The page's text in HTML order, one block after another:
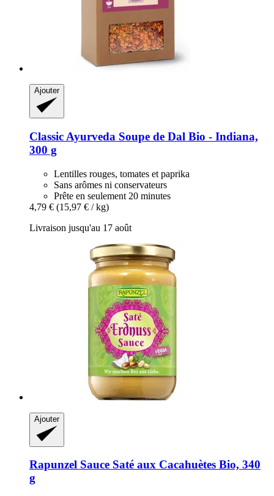
Ajouter
Classic Ayurveda Soupe de Dal Bio -​ Indiana,
300 g
Lentilles rouges, tomates et paprika
Sans arômes ni conservateurs
Prête en seulement 20 minutes
4,79 € (15,97 € / kg)
Livraison jusqu'au 17 août
Ajouter
Rapunzel Sauce Saté aux Cacahuètes Bio, 340
g